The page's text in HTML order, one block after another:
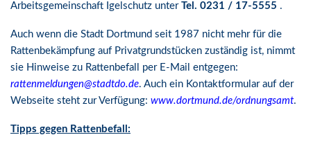
Arbeitsgemeinschaft Igelschutz unter Tel. 0231 / 17-5555 .
Auch wenn die Stadt Dortmund seit 1987 nicht mehr für die
Rattenbekämpfung auf Privatgrundstücken zuständig ist, nimmt
sie Hinweise zu Rattenbefall per E-Mail entgegen:
rattenmeldungen@stadtdo.de. Auch ein Kontaktformular auf der
Webseite steht zur Verfügung: www.dortmund.de/ordnungsamt.
Tipps gegen Rattenbefall: